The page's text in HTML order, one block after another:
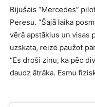
Bijušais “Mercedes”
Peresu. “Šajā laika
vērā apstākļus un visas
uzskata, reizē paužot
“Es droši zinu, ka pēc
daudz ātrāka. Esmu